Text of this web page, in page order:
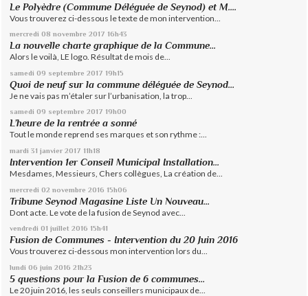
Le Polyèdre (Commune Déléguée de Seynod) et M....
Vous trouverez ci-dessous le texte de mon intervention...
mercredi 08 novembre 2017 16h43
La nouvelle charte graphique de la Commune...
Alors le voilà, LE logo. Résultat de mois de...
samedi 09 septembre 2017 19h15
Quoi de neuf sur la commune déléguée de Seynod…
Je ne vais pas m’étaler sur l’urbanisation, la trop...
samedi 09 septembre 2017 19h00
L’heure de la rentrée a sonné
Tout le monde reprend ses marques et son rythme :...
mardi 31 janvier 2017 11h18
Intervention 1er Conseil Municipal Installation...
Mesdames, Messieurs, Chers collègues, La création de...
mercredi 02 novembre 2016 15h06
Tribune Seynod Magasine Liste Un Nouveau...
Dont acte. Le vote de la fusion de Seynod avec...
vendredi 01 juillet 2016 15h41
Fusion de Communes - Intervention du 20 Juin 2016
Vous trouverez ci-dessous mon intervention lors du...
lundi 06 juin 2016 21h23
5 questions pour la Fusion de 6 communes…
Le 20 juin 2016, les seuls conseillers municipaux de...